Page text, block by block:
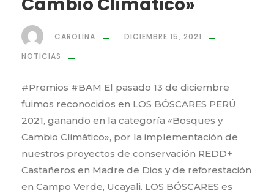
CAROLINA
DICIEMBRE 15, 2021
NOTICIAS
#Premios #BAM El pasado 13 de diciembre
fuimos reconocidos en LOS BÓSCARES PERÚ
2021, ganando en la categoría «Bosques y
Cambio Climático», por la implementación de
nuestros proyectos de conservación REDD+
Castañeros en Madre de Dios y de reforestación
en Campo Verde, Ucayali. LOS BÓSCARES es